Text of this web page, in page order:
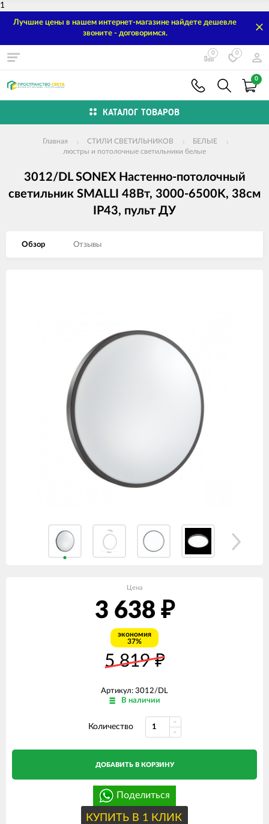
1
Лучшие цены в нашем интернет-магазине найдете дешевле
звоните - договоримся.
0 0
0
КАТАЛОГ ТОВАРОВ
Главная СТИЛИ СВЕТИЛЬНИКОВ
БЕЛЫЕ
люстры и потолочные светильники белые
3012/DL SONEX Настенно-потолочный
светильник SMALLI 48Вт, 3000-6500K, 38см
IP43, пульт ДУ
Обзор Отзывы
Цена
3 638 ₽
экономия
37%
5 819₽
Артикул: 3012/DL
В наличии
Количество
ДОБАВИТЬ В КОРЗИНУ
Поделиться
КУПИТЬ В 1 КЛИК